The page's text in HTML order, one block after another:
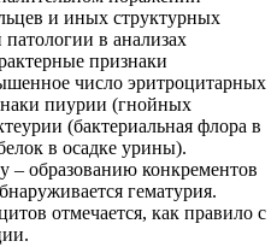
и иных структурных
в анализах
признаки
число эритроцитарных
пиурии (гнойных
(бактериальная флора в
в осадке урины).
– образованию конкрементов
гематурия.
отмечается, как правило с